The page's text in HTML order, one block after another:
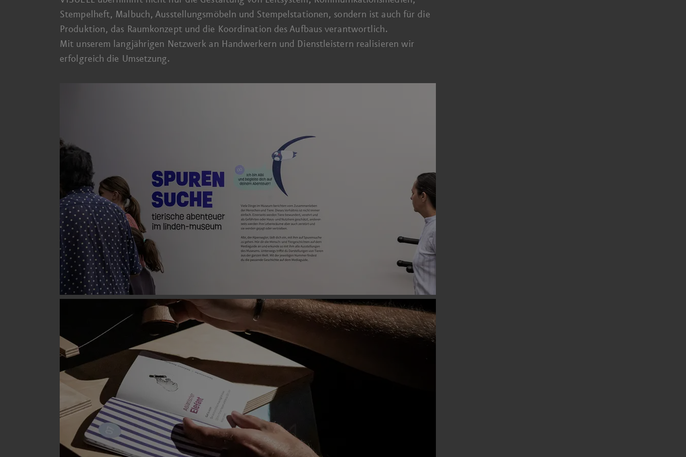
Stempel­heft, Malbuch, Ausstellungs­möbeln und Stempel­stationen, sondern ist auch für die
Produktion, das Raum­konzept und die Koordination des Aufbaus verantwortlich.
Mit unserem lang­jährigen Netzwerk an Hand­werkern und Dienst­leistern realisieren wir
erfolgreich die Umsetzung.